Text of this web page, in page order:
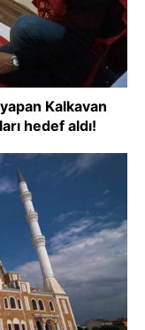
Kalkavan
hedef aldı!